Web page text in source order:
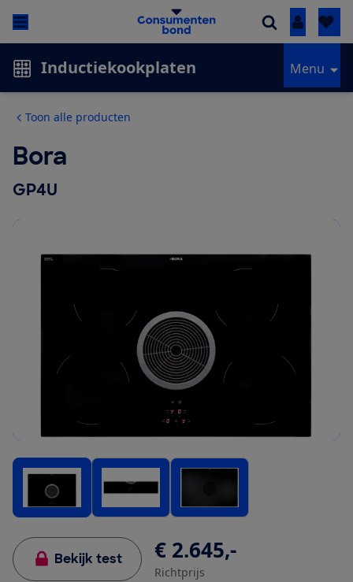
Inloggen
Inductiekookplaten Menu
Toon alle producten
Bora
GP4U
Bekijk test € 2.645,-
Richtprijs